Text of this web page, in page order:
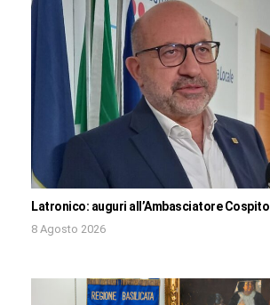
Latronico: auguri all’Ambasciatore Cospito
8 Agosto 2026